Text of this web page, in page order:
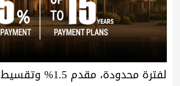
لفترة محدودة، مقدم 1.5% وتقسيط حتى 15 سنة